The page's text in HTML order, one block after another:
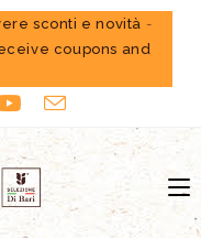
sconti e novità -
coupons and